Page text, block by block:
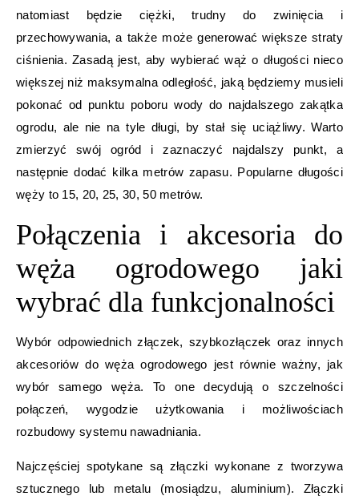
natomiast będzie ciężki, trudny do zwinięcia i
przechowywania, a także może generować większe straty
ciśnienia. Zasadą jest, aby wybierać wąż o długości nieco
większej niż maksymalna odległość, jaką będziemy musieli
pokonać od punktu poboru wody do najdalszego zakątka
ogrodu, ale nie na tyle długi, by stał się uciążliwy. Warto
zmierzyć swój ogród i zaznaczyć najdalszy punkt, a
następnie dodać kilka metrów zapasu. Popularne długości
węży to 15, 20, 25, 30, 50 metrów.
Połączenia i akcesoria do
węża ogrodowego jaki
wybrać dla funkcjonalności
Wybór odpowiednich złączek, szybkozłączek oraz innych
akcesoriów do węża ogrodowego jest równie ważny, jak
wybór samego węża. To one decydują o szczelności
połączeń, wygodzie użytkowania i możliwościach
rozbudowy systemu nawadniania.
Najczęściej spotykane są złączki wykonane z tworzywa
sztucznego lub metalu (mosiądzu, aluminium). Złączki